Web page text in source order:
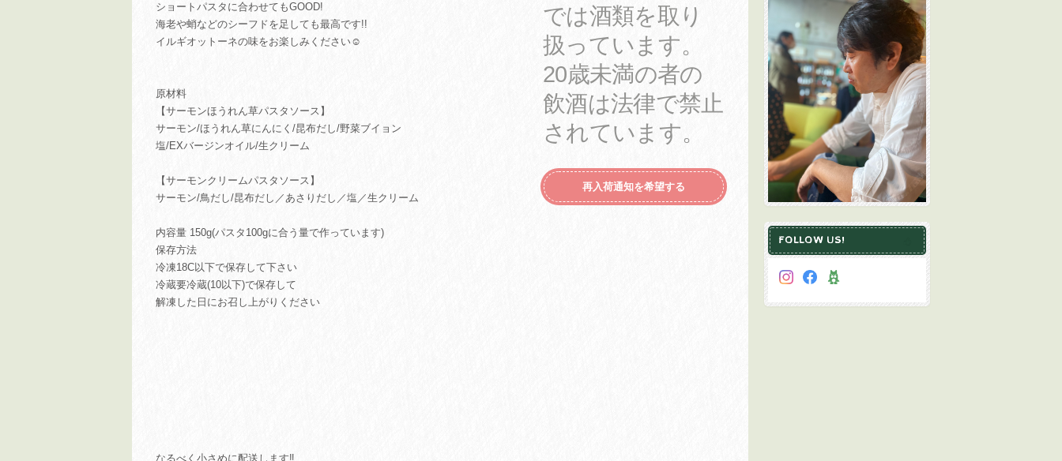
ショートパスタに合わせてもGOOD!
海老や蛸などのシーフドを足しても最高です!!
イルギオットーネの味をお楽しみください☺︎
原材料
【サーモンほうれん草パスタソース】
サーモン/ほうれん草にんにく/昆布だし/野菜ブイョン
塩/EXバージンオイル/生クリーム
【サーモンクリームパスタソース】
サーモン/鳥だし/昆布だし／あさりだし／塩／生クリーム
内容量 150g(パスタ100gに合う量で作っています)
保存方法
冷凍18C以下で保存して下さい
冷蔵要冷蔵(10以下)で保存して
解凍した日にお召し上がりください
なるべく小さめに配送します‼︎
では酒類を取り
扱っています。
20歳未満の者の
飲酒は法律で禁止
されています。
再入荷通知を希望する
FOLLOW US!